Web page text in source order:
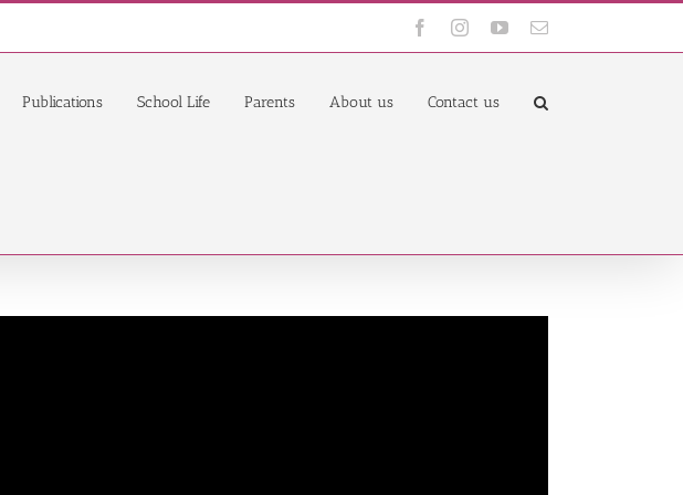
FacebookInstagramYouTubeEmail
Publications School Life Parents About us Contact us